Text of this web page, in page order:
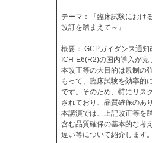
テーマ：『臨床試験にお
改訂を踏まえて～』
概要： GCPガイダンス通知
ICH-E6(R2)の国内導入が完
本改正等の大目的は規制の
もって、臨床試験を効率的
です。そのため、特にリス
されており、品質確保のあ
本講演では、上記改正等を
含む品質確保の基本的な考
違い等について紹介します。